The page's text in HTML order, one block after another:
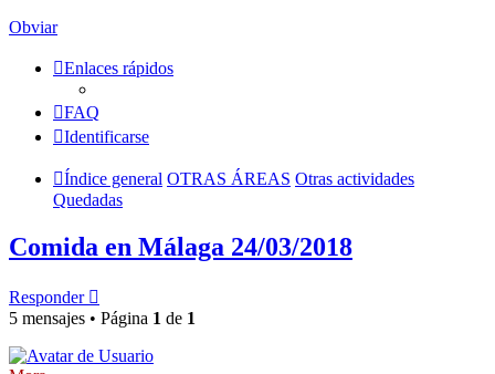
Obviar
Enlaces rápidos
FAQ
Identificarse
Índice general OTRAS ÁREAS Otras actividades
Quedadas
Comida en Málaga 24/03/2018
Responder
5 mensajes • Página 1 de 1